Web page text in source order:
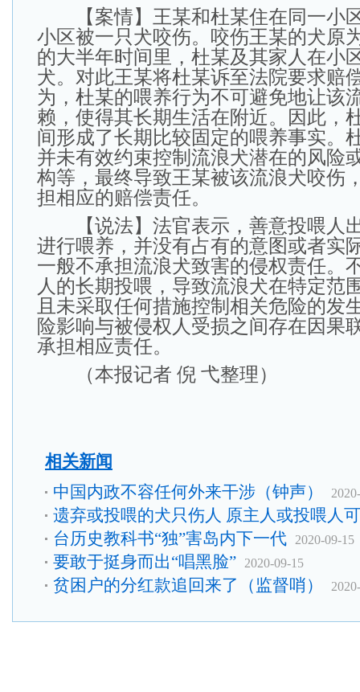
【案情】王某和杜某住在同一小
小区被一只犬咬伤。咬伤王某的犬原
的大半年时间里，杜某及其家人在小
犬。对此王某将杜某诉至法院要求赔
为，杜某的喂养行为不可避免地让该
赖，使得其长期生活在附近。因此，
间形成了长期比较固定的喂养事实。
并未有效约束控制流浪犬潜在的风险
构等，最终导致王某被该流浪犬咬伤
担相应的赔偿责任。
【说法】法官表示，善意投喂人
进行喂养，并没有占有的意图或者实
一般不承担流浪犬致害的侵权责任。
人的长期投喂，导致流浪犬在特定范
且未采取任何措施控制相关危险的发
险影响与被侵权人受损之间存在因果
承担相应责任。
（本报记者 倪 弋整理）
相关新闻
中国内政不容任何外来干涉（钟声）
遗弃或投喂的犬只伤人 原主人或投喂人
台历史教科书“独”害岛内下一代 2020-09-15
要敢于挺身而出“唱黑脸” 2020-09-15
贫困户的分红款追回来了（监督哨）